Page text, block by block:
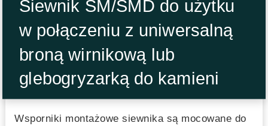
Siewnik SM/SMD do użytku
w połączeniu z uniwersalną
broną wirnikową lub
glebogryzarką do kamieni
Wsporniki montażowe siewnika są mocowane do